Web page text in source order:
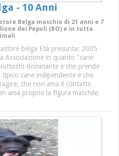
- 10 Anni
Belga maschio di 21 anni e 7
dei Pepoli (BO) e in tutta
belga Età presunta: 2005
Associazione in quanto "cane
dominante e che prende
cane indipendente e che
che non ama il contatto
ama proprio la figura maschile.